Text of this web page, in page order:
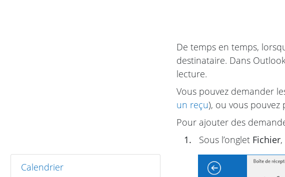
Calendrier
De temps en temps,
destinataire. Dans
lecture.
Vous pouvez demander
un reçu), ou vous
Pour ajouter des
1.
Sous l’onglet Fichier